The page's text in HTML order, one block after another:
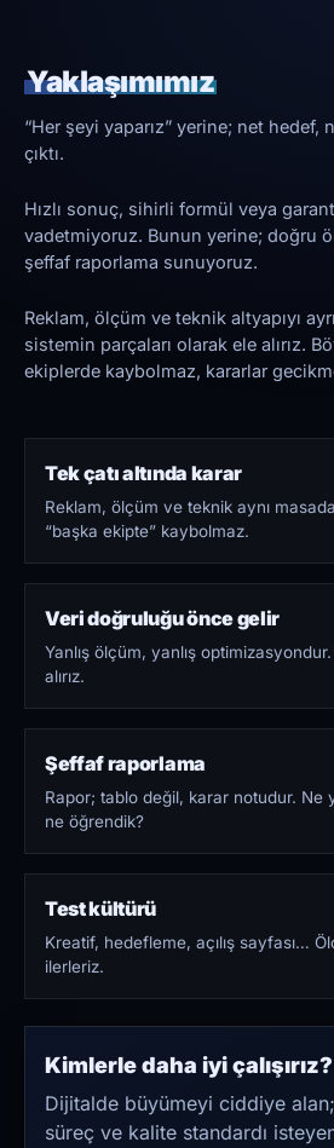
Yaklaşımımız
“Her şeyi yaparız” yerine; net
çıktı.
Hızlı sonuç, sihirli formül veya
vadetmiyoruz. Bunun yerine; doğru
şeffaf raporlama sunuyoruz.
Reklam, ölçüm ve teknik altyapıyı
sistemin parçaları olarak ele alırız.
ekiplerde kaybolmaz, kararlar
Tek çatı altında karar
Reklam, ölçüm ve teknik aynı
“başka ekipte” kaybolmaz.
Veri doğruluğu önce gelir
Yanlış ölçüm, yanlış
alırız.
Şeffaf raporlama
Rapor; tablo değil, karar notudur. Ne
ne öğrendik?
Test kültürü
Kreatif, hedefleme, açılış sayfası…
ilerleriz.
Kimlerle daha iyi çalışırız?
Dijitalde büyümeyi ciddiye
süreç ve kalite standardı